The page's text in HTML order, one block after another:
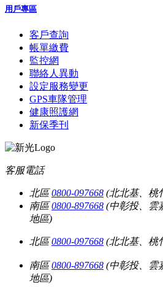
用戶專區
客戶查詢
帳單繳費
監控網
聯絡人異動
設定服務變更
GPS車隊管理
健康照護網
新保季刊
客服電話
北區0800-097668 (北北基、桃
南區0800-897668 (中彰投、雲
地區)
北區0800-097668 (北北基、桃
南區0800-897668 (中彰投、雲
地區)